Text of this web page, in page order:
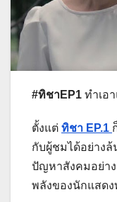
#ทิชาEP1 ทำเอ
ตั้งแต่ ทิชา EP.1
กับผู้ชมได้อย่างล้
ปัญหาสังคมอย่าง
พลังของนักแสด